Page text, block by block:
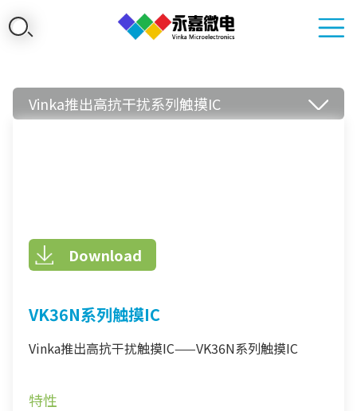
Vinka推出高抗干扰系列触摸IC
Download
VK36N系列触摸IC
Vinka推出高抗干扰触摸IC——VK36N系列触摸IC
特性